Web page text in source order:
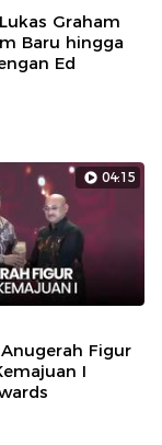
Graham
Baru hingga
Ed
04:15
Figur
I